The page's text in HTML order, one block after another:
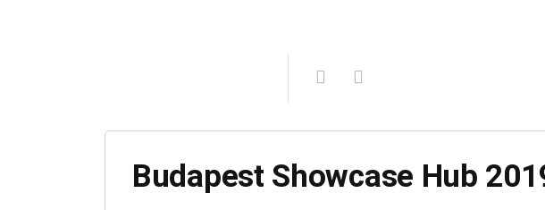
Budapest Showcase Hub